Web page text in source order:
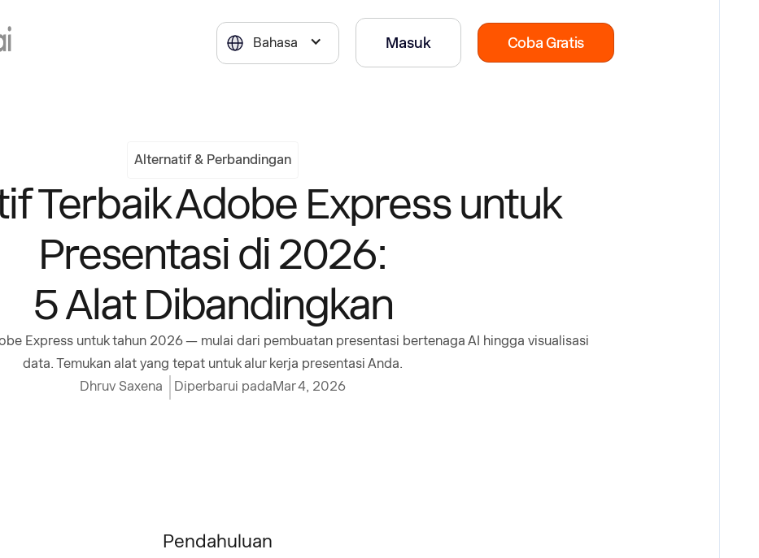
Bahasa Masuk Coba Gratis
Alternatif & Perbandingan
Terbaik Adobe Express untuk
Presentasi di 2026:
5 Alat Dibandingkan
Express untuk tahun 2026 — mulai dari pembuatan presentasi bertenaga AI hingga visualisasi
data. Temukan alat yang tepat untuk alur kerja presentasi Anda.
Dhruv Saxena
Diperbarui padaMar 4, 2026
Pendahuluan